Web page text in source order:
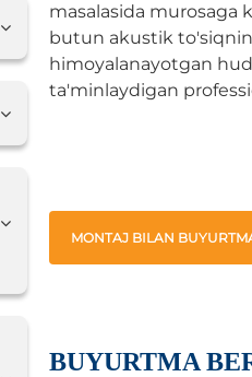
masalasida murosaga
butun akustik
himoyalanayotgan
ta'minlaydigan
MONTAJ BILAN
BUYURTMA